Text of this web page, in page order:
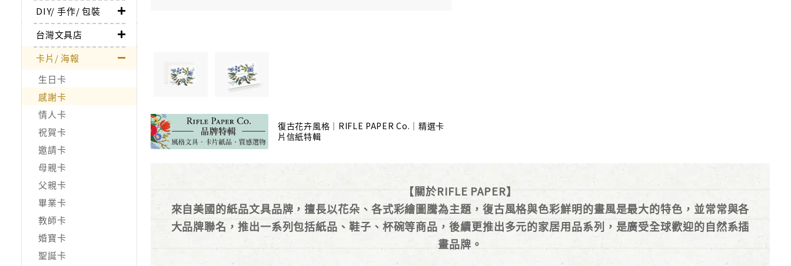
DIY/ 手作/ 包裝
台灣文具店
卡片/ 海報
生日卡
感謝卡
情人卡
祝賀卡
邀請卡
母親卡
父親卡
畢業卡
教師卡
婚寶卡
聖誕卡
復古花卉風格｜RIFLE PAPER Co.｜精選卡
片信紙特輯
【關於RIFLE PAPER】
來自美國的紙品文具品牌，擅長以花朵、各式彩繪圖騰為主題，復古風格與色彩鮮明的畫風是最大的特色，並常常與各
大品牌聯名，推出一系列包括紙品、鞋子、杯碗等商品，後續更推出多元的家居用品系列，是廣受全球歡迎的自然系插
畫品牌。